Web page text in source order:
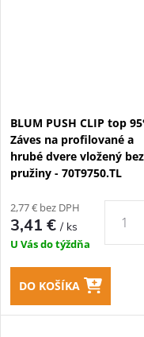
BLUM PUSH CLIP top
Záves na profilované a
hrubé dvere vložený bez
pružiny - 70T9750.TL
2,77 € bez DPH
3,41 €/ ks
U Vás do týždňa
DO KOŠÍKA